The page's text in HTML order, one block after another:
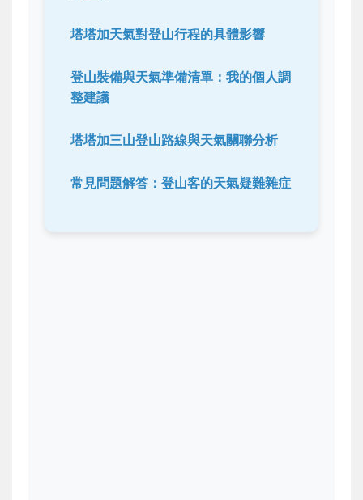
塔塔加天氣對登山行程的具體影響
登山裝備與天氣準備清單：我的個人調
整建議
塔塔加三山登山路線與天氣關聯分析
常見問題解答：登山客的天氣疑難雜症